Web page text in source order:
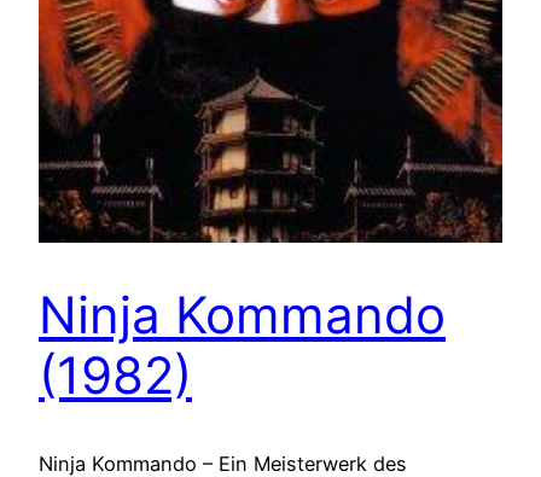
Ninja Kommando
(1982)
Ninja Kommando – Ein Meisterwerk des